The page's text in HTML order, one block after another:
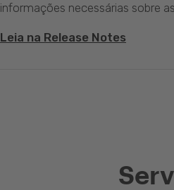
informações necessárias sobre
Leia na Release Notes